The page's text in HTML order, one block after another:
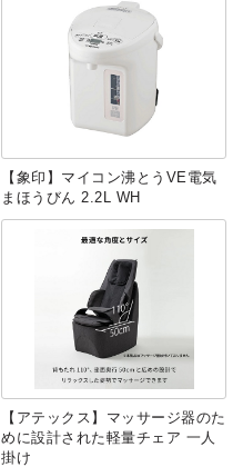
【象印】マイコン沸とうVE電気
まほうびん 2.2L WH
【アテックス】マッサージ器のた
めに設計された軽量チェア 一人
掛け